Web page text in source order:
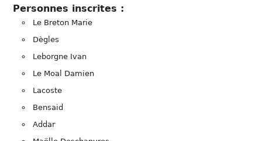
Personnes inscrites :
Le Breton Marie
Dègles
Leborgne Ivan
Le Moal Damien
Lacoste
Bensaid
Addar